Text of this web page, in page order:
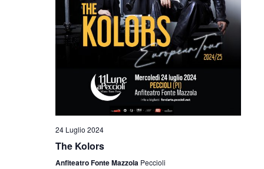
24 Luglio 2024
The Kolors
Anfiteatro Fonte Mazzola Peccioli